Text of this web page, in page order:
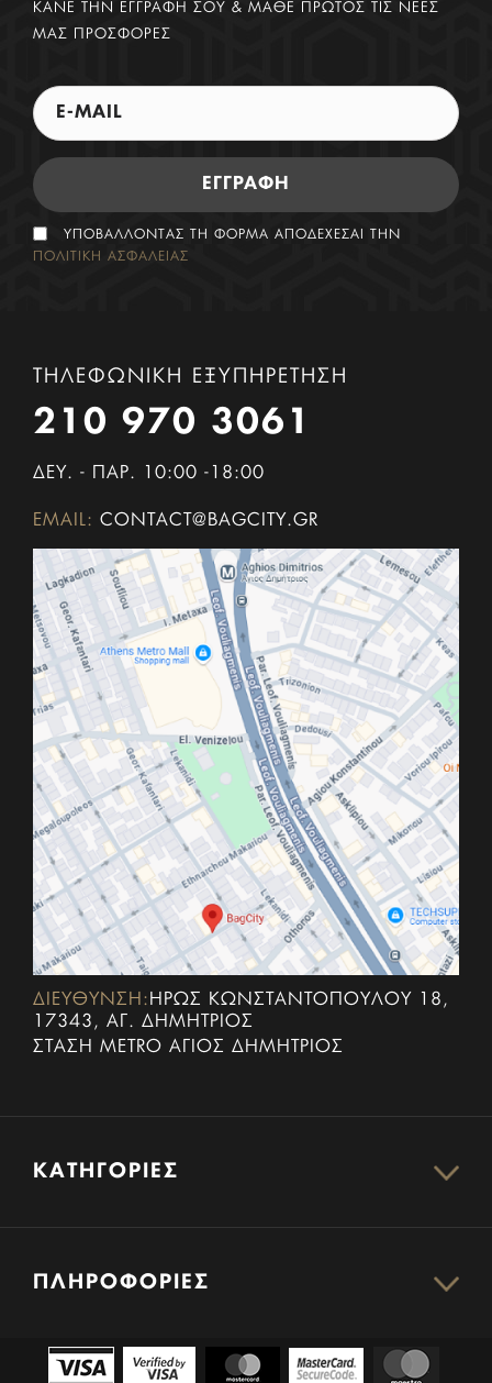
ΚΑΝΕ ΤΗΝ ΕΓΓΡΑΦΗ ΣΟΥ & ΜΑΘΕ ΠΡΩΤΟΣ ΤΙΣ ΝΕΕΣ
ΜΑΣ ΠΡΟΣΦΟΡΕΣ
ΕΓΓΡΑΦΗ
ΥΠΟΒΑΛΛΟΝΤΑΣ ΤΗ ΦΟΡΜΑ ΑΠΟΔΕΧΕΣΑΙ ΤΗΝ
ΠΟΛΙΤΙΚΗ ΑΣΦΑΛΕΙΑΣ
ΤΗΛΕΦΩΝΙΚΗ ΕΞΥΠΗΡΕΤΗΣΗ
210 970 3061
ΔΕΥ. - ΠΑΡ. 10:00 -18:00
EMAIL: CONTACT@BAGCITY.GR
ΔΙΕΥΘΥΝΣΗ: ΗΡΏΣ ΚΩΝΣΤΑΝΤΟΠΟΎΛΟΥ 18,
17343, ΑΓ. ΔΗΜΉΤΡΙΟΣ
ΣΤΆΣΗ METRO ΆΓΙΟΣ ΔΗΜΉΤΡΙΟΣ
ΚΑΤΗΓΟΡΊΕΣ
ΠΛΗΡΟΦΟΡΊΕΣ